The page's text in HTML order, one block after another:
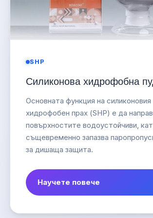
SHP
Силиконова хидрофобна
Основната функция на силиконовия
хидрофобен прах (SHP) е да
повърхностите водоустойчиви,
същевременно запазва
за дишаща защита.
Научете повече